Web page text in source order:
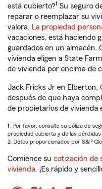
está cubierto?1 Su seguro
reparar o reemplazar su
valora. La propiedad
vacaciones, está haciendo
guardados en un almacén.
vivienda eligen a State
de vivienda por encima de
Jack Fricks Jr en Elberton,
después de que haya
de propietarios de vivienda
1. Por favor, consulte su póliza de
propiedad cubierta y de las pérdidas
2. Datos proporcionados por S&P
Comience su cotización de
vivienda. ¡Es rápido y